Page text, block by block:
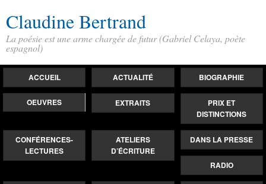
Claudine Bertrand
La poésie est une arme chargée de futur (Gabriel Celaya, poète
espagnol)
ACCUEIL ACTUALITÉ BIOGRAPHIE
OEUVRES EXTRAITS
PRIX ET
DISTINCTIONS
CONFÉRENCES-
LECTURES
ATELIERS
D’ÉCRITURE
DANS LA PRESSE
RADIO